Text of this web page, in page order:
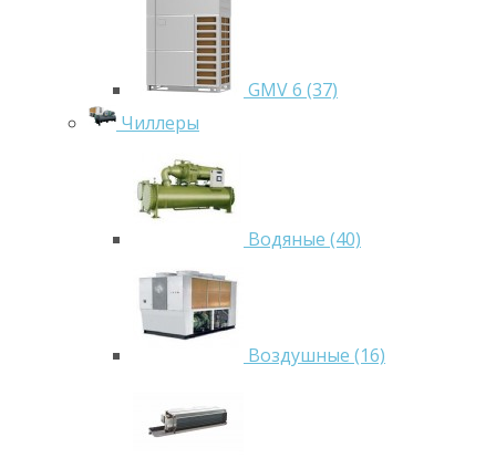
GMV 6 (37)
Чиллеры
Водяные (40)
Воздушные (16)